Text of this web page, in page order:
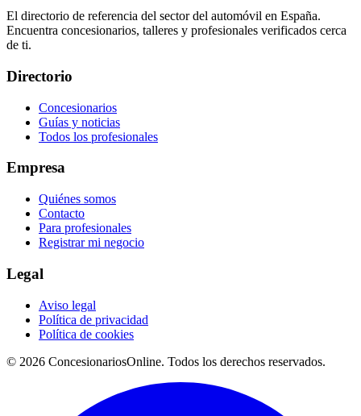
El directorio de referencia del sector del automóvil en España.
Encuentra concesionarios, talleres y profesionales verificados cerca
de ti.
Directorio
Concesionarios
Guías y noticias
Todos los profesionales
Empresa
Quiénes somos
Contacto
Para profesionales
Registrar mi negocio
Legal
Aviso legal
Política de privacidad
Política de cookies
© 2026 ConcesionariosOnline. Todos los derechos reservados.